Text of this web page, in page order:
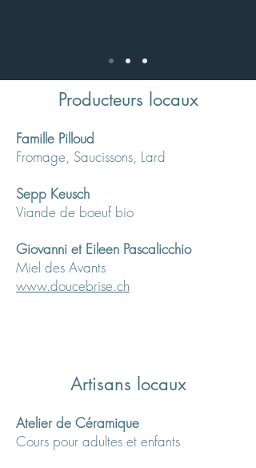
Producteurs locaux
Famille Pilloud
Fromage, Saucissons, Lard
Sepp Keusch
Viande de boeuf bio
Giovanni et Eileen Pascalicchio
Miel des Avants
www.doucebrise.ch
Artisans locaux
Atelier de Céramique
Cours pour adultes et enfants